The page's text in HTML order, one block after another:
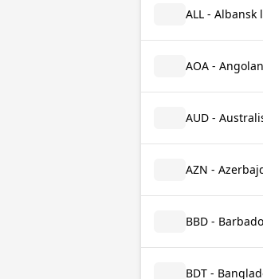
ALL - Albansk
AOA -
AUD -
AZN -
BBD -
BDT -